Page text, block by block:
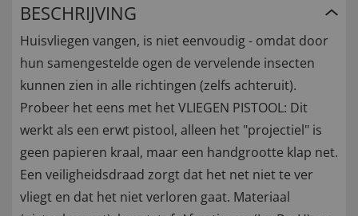
BESCHRIJVING
Huisvliegen vangen, is niet eenvoudig - omdat door
hun samengestelde ogen de vervelende insecten
kunnen zien in alle richtingen (zelfs achteruit).
Probeer het eens met het VLIEGEN PISTOOL: Dit
werkt als een erwt pistool, alleen het "projectiel" is
geen papieren kraal, maar een handgrootte klap net.
Een veiligheidsdraad zorgt dat het net niet te ver
vliegt en dat het niet verloren gaat. Materiaal